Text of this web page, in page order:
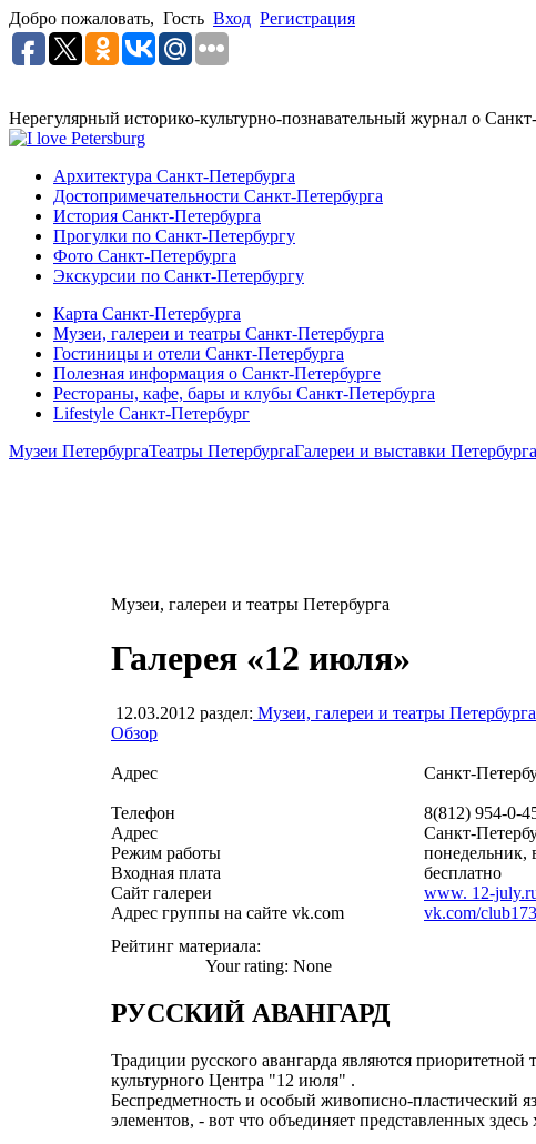
Добро пожаловать, Гость Вход Регистрация
Нерегулярный историко-культурно-познавательный журнал о
Архитектура Санкт-Петербурга
Достопримечательности Санкт-Петербурга
История Санкт-Петербурга
Прогулки по Санкт-Петербургу
Фото Санкт-Петербурга
Экскурсии по Санкт-Петербургу
Карта Санкт-Петербурга
Музеи, галереи и театры Санкт-Петербурга
Гостиницы и отели Санкт-Петербурга
Полезная информация о Санкт-Петербурге
Рестораны, кафе, бары и клубы Санкт-Петербурга
Lifestyle Санкт-Петербург
Музеи ПетербургаТеатры ПетербургаГалереи и выставки Петербурга
Музеи, галереи и театры Петербурга
Галерея «12 июля»
12.03.2012 раздел: Музеи, галереи и театры Петербурга
Обзор
Адрес Санкт-
Телефон
8(812) 954-0-
Адрес
Санкт-
Режим работы
понедельник,
Входная плата
бесплатно
Сайт галереи
www. 12-
Адрес группы на сайте vk.com
vk.com/
Рейтинг материала:
Your rating: None
РУССКИЙ АВАНГАРД
Традиции русского авангарда являются приоритетной
культурного Центра "12 июля" .
Беспредметность и особый живописно-пластический
элементов, - вот что объединяет представленных